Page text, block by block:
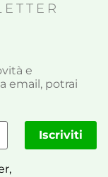
e
email, potrai
Iscriviti